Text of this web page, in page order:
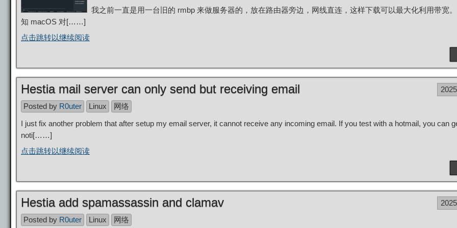
我之前一直是用一台旧的 rmbp 来做服务器的，放在路由器旁边，网线直连，这样下载可以最大化利用带宽
知 macOS 对[……]
点击跳转以继续阅读
Hestia mail server can only send but receiving email
Posted by R0uter Linux
网络
I just fix another problem that after setup my email server, it cannot receive any incoming email. If you test with a hotmail, you can
noti[……]
点击跳转以继续阅读
Hestia add spamassassin and clamav
Posted by R0uter Linux 网络